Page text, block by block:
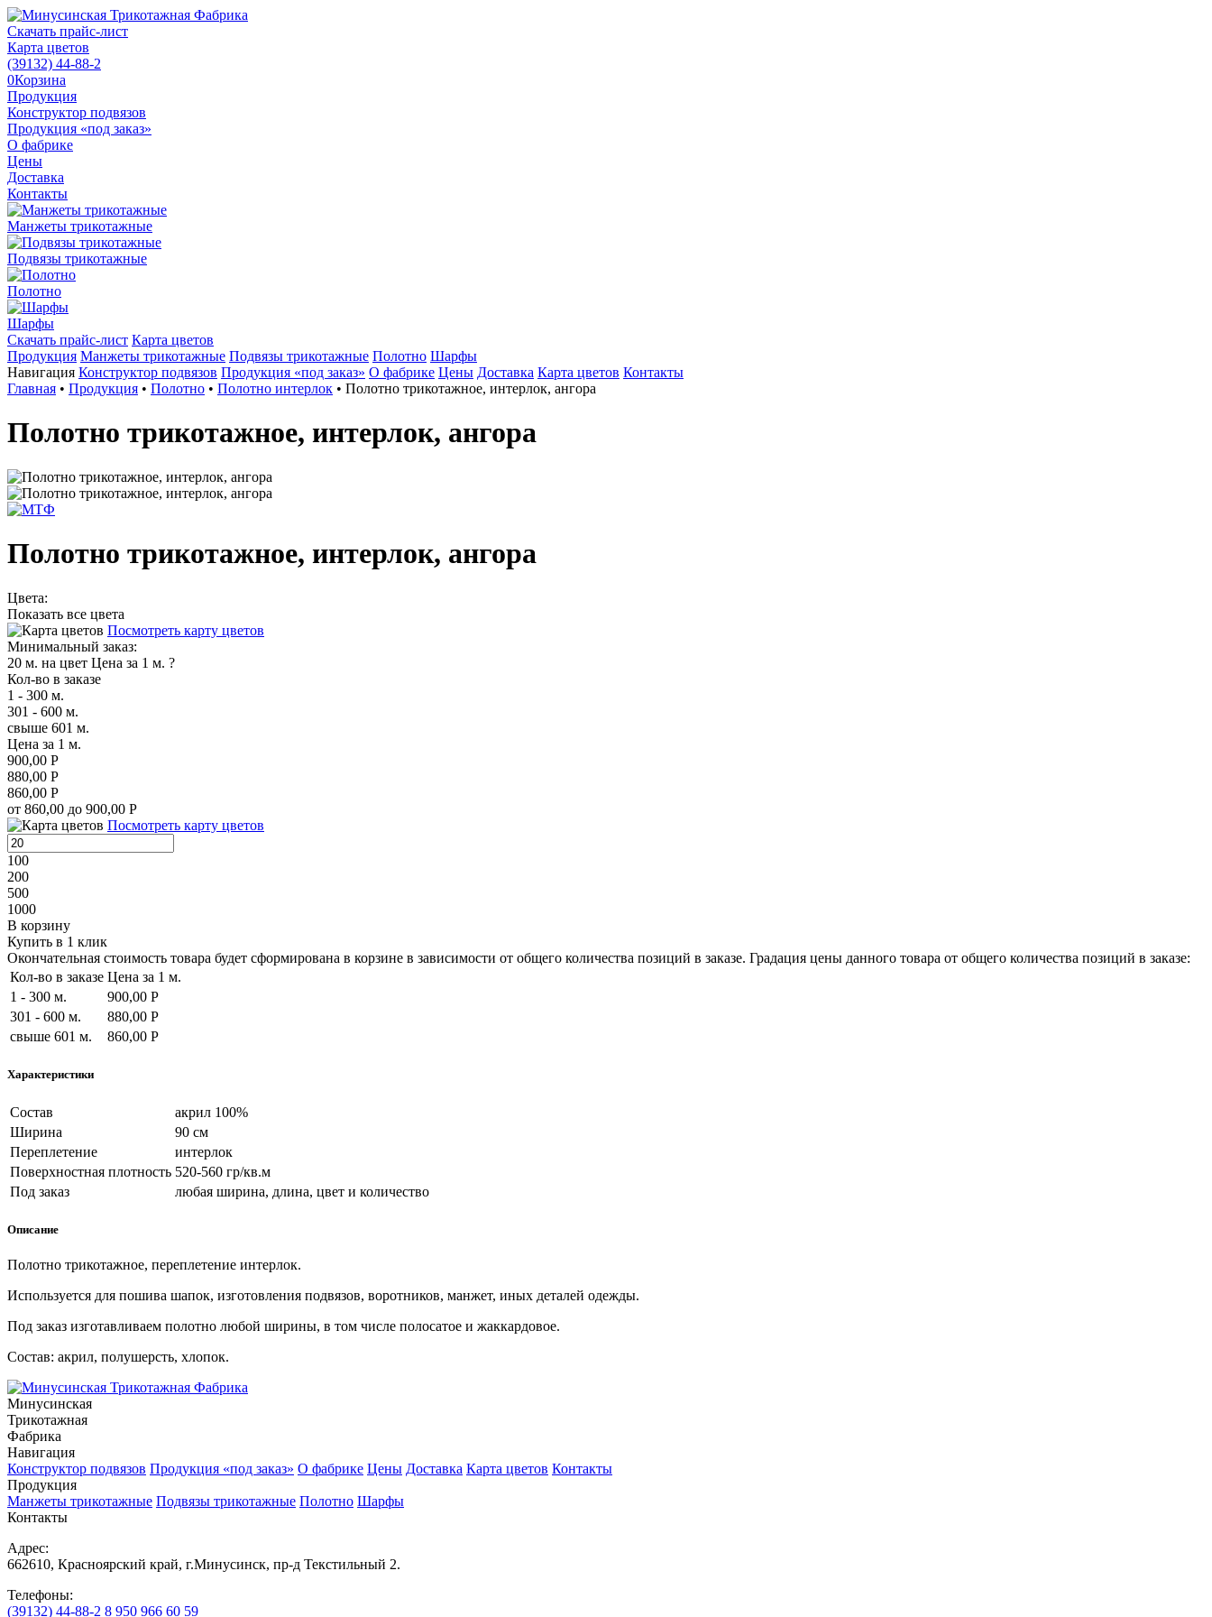
Скачать прайс-лист
Карта цветов
(39132) 44-88-2
0Корзина
Продукция
Конструктор подвязов
Продукция «под заказ»
О фабрике
Цены
Доставка
Контакты
Манжеты трикотажные
Подвязы трикотажные
Полотно
Шарфы
Скачать прайс-лист Карта цветов
Продукция Манжеты трикотажные Подвязы трикотажные Полотно Шарфы
Навигация Конструктор подвязов Продукция «под заказ» О фабрике Цены Доставка Карта цветов Контакты
Главная • Продукция • Полотно • Полотно интерлок • Полотно трикотажное, интерлок, ангора
Полотно трикотажное, интерлок, ангора
Полотно трикотажное, интерлок, ангора
Цвета:
Показать все цвета
Посмотреть карту цветов
Минимальный заказ:
20 м. на цвет Цена за 1 м. ?
Кол-во в заказе
1 - 300 м.
301 - 600 м.
свыше 601 м.
Цена за 1 м.
900,00 Р
880,00 Р
860,00 Р
от 860,00 до 900,00 Р
Посмотреть карту цветов
100
200
500
1000
В корзину
Купить в 1 клик
Окончательная стоимость товара будет сформирована в корзине в зависимости от общего количества позиций в заказе. Градация цены данного товара от общего количества позиций в заказе:
Кол-во в заказе Цена за 1 м.
1 - 300 м.
900,00 Р
301 - 600 м.
880,00 Р
свыше 601 м.
860,00 Р
Характеристики
Состав
акрил 100%
Ширина
90 см
Переплетение
интерлок
Поверхностная плотность 520-560 гр/кв.м
Под заказ
любая ширина, длина, цвет и количество
Описание
Полотно трикотажное, переплетение интерлок.
Используется для пошива шапок, изготовления подвязов, воротников, манжет, иных деталей одежды.
Под заказ изготавливаем полотно любой ширины, в том числе полосатое и жаккардовое.
Состав: акрил, полушерсть, хлопок.
Минусинская
Трикотажная
Фабрика
Навигация
Конструктор подвязов Продукция «под заказ» О фабрике Цены Доставка Карта цветов Контакты
Продукция
Манжеты трикотажные Подвязы трикотажные Полотно Шарфы
Контакты
Адрес:
662610, Красноярский край, г.Минусинск, пр-д Текстильный 2.
Телефоны:
(39132) 44-88-2 8 950 966 60 59